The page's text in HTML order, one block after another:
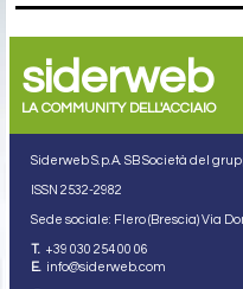
siderweb
LA COMMUNITY DELL'ACCIAIO
Siderweb S.p.A. SB Società del
ISSN 2532-2982
Sede sociale: Flero (Brescia) Via
T. +39 030 254 00 06
E. info@siderweb.com